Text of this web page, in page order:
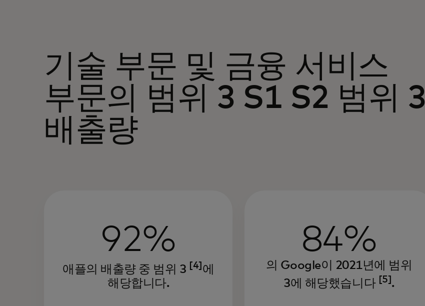
기술 부문 및 금융 서비스
부문의 범위 3 S1 S2 범위 3
배출량
92%
애플의 배출량 중 범위 3 [4] 에
해당합니다.
84%
의 Google이 2021년에 범위
3에 해당했습니다 [5] .